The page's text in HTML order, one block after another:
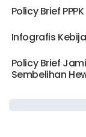
Policy Brief
Infografis
Policy Brief
Sembelihan